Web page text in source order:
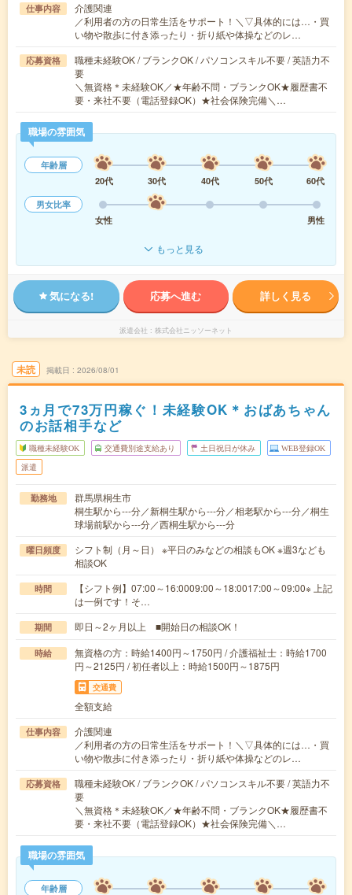
仕事内容
介護関連
／利用者の方の日常生活をサポート！＼▽具体的には…・買
い物や散歩に付き添ったり・折り紙や体操などのレ…
応募資格
職種未経験OK / ブランクOK / パソコンスキル不要 / 英語力不
要
＼無資格＊未経験OK／★年齢不問・ブランクOK★履歴書不
要・来社不要（電話登録OK）★社会保険完備＼…
職場の雰囲気
年齢層
20代
30代 40代 50代
60代
男女比率
女性
男性
もっと見る
気になる! 応募へ進む 詳しく見る
派遣会社 株式会社ニッソーネット
未読 掲載日 2026/08/01
3ヵ月で73万円稼ぐ！未経験OK＊おばあちゃん
のお話相手など
職種未経験OK 交通費別途支給あり 土日祝日が休み WEB登録OK
派遣
勤務地
群馬県桐生市
桐生駅から---分／新桐生駅から---分／相老駅から---分／桐生
球場前駅から---分／西桐生駅から---分
曜日頻度
シフト制（月～日） ※平日のみなどの相談もOK ※週3なども
相談OK
時間
【シフト例】07:00～16:0009:00～18:0017:00～09:00※ 上記
は一例です！そ…
期間 即日～2ヶ月以上 ■開始日の相談OK！
時給
無資格の方：時給1400円～1750円 / 介護福祉士：時給1700
円～2125円 / 初任者以上：時給1500円～1875円
交通費
全額支給
仕事内容
介護関連
／利用者の方の日常生活をサポート！＼▽具体的には…・買
い物や散歩に付き添ったり・折り紙や体操などのレ…
応募資格
職種未経験OK / ブランクOK / パソコンスキル不要 / 英語力不
要
＼無資格＊未経験OK／★年齢不問・ブランクOK★履歴書不
要・来社不要（電話登録OK）★社会保険完備＼…
職場の雰囲気
年齢層